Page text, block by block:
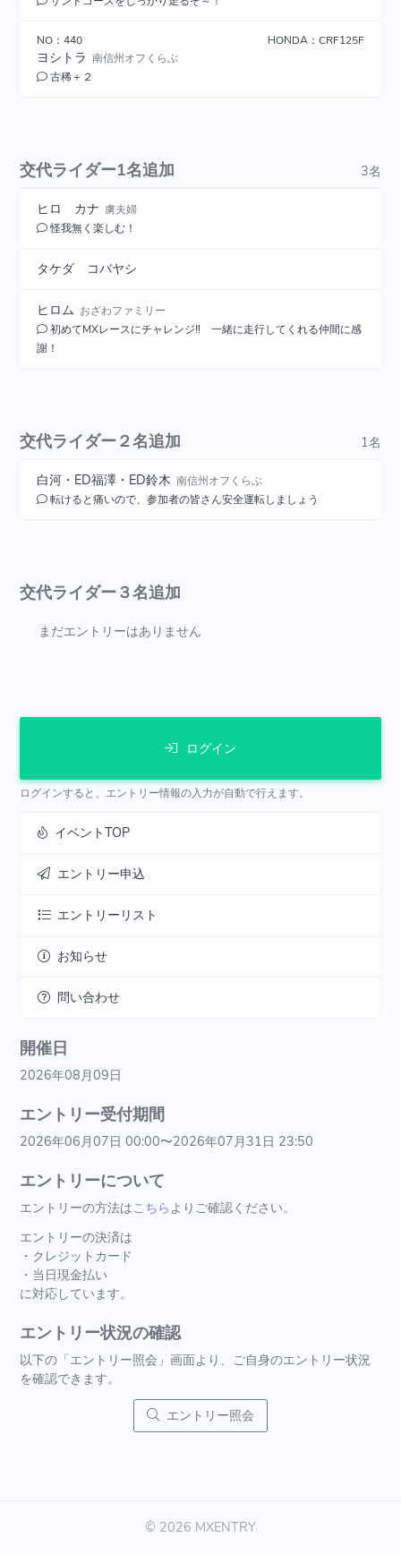
NO：440 HONDA：CRF125F
ヨシトラ 南信州オフくらぶ
古稀＋２
3名
交代ライダー1名追加
ヒロ カナ 虜夫婦
怪我無く楽しむ！
タケダ コバヤシ
ヒロム おざわファミリー
初めてMXレースにチャレンジ‼ 一緒に走行してくれる仲間に感
謝！
1名
交代ライダー２名追加
白河・ED福澤・ED鈴木 南信州オフくらぶ
転けると痛いので、参加者の皆さん安全運転しましょう
交代ライダー３名追加
まだエントリーはありません
ログイン
ログインすると、エントリー情報の入力が自動で行えます。
イベントTOP
エントリー申込
エントリーリスト
お知らせ
問い合わせ
開催日
2026年08月09日
エントリー受付期間
2026年06月07日 00:00〜2026年07月31日 23:50
エントリーについて
エントリーの方法はこちらよりご確認ください。
エントリーの決済は
・クレジットカード
・当日現金払い
に対応しています。
エントリー状況の確認
以下の「エントリー照会」画面より、ご自身のエントリー状況
を確認できます。
エントリー照会
© 2026 MXENTRY